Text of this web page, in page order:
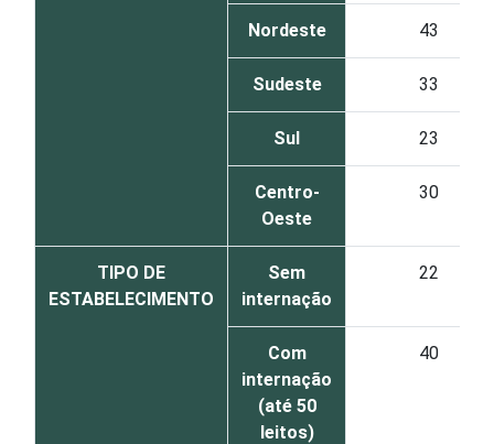
Nordeste 43
Sudeste 33
Sul 23
Centro-
Oeste
30
TIPO DE
ESTABELECIMENTO
Sem
internação
22
Com
internação
(até 50
leitos)
40